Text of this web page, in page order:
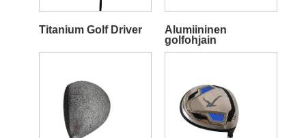
Titanium Golf Driver
Alumiininen
golfohjain